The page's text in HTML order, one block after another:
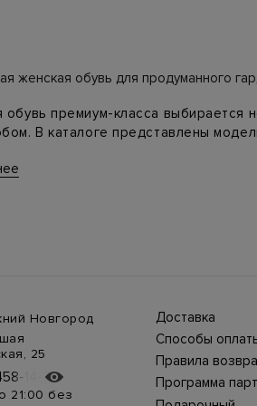
женская обувь для продуманного
обувь премиум-класса выбирается
В каталоге представлены
образ
Новгород
25
14-75
14-75
21:00 без
Доставка
производится
курьерской
СДЭК, DHL при
предоплате.
Возможные
Способы
магазине
осуществляется
несколькими
способами:
Правила
Интернет-магазин
позволяет
товар в течение
Программа